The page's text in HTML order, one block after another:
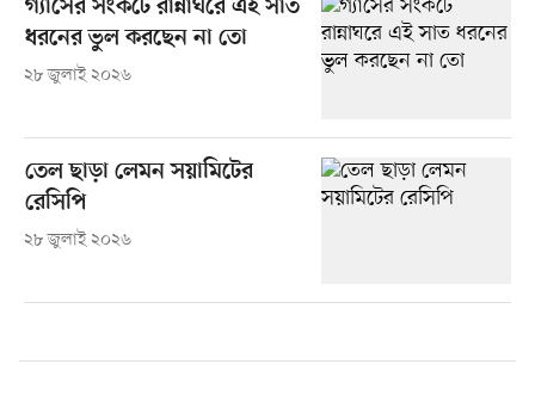
গ্যাসের সংকটে রান্নাঘরে এই সাত
ধরনের ভুল করছেন না তো
২৮ জুলাই ২০২৬
তেল ছাড়া লেমন সয়ামিটের
রেসিপি
২৮ জুলাই ২০২৬